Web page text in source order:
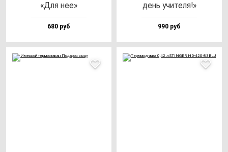
«Для нее»
680 руб
день учи­те­ля!»
990 руб